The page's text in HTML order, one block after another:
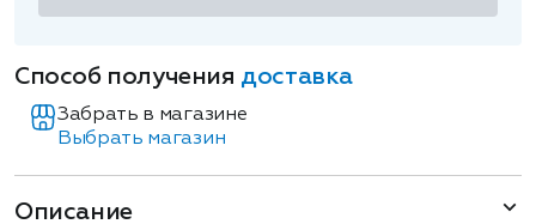
Способ получения доставка
Забрать в магазине
Выбрать магазин
Описание